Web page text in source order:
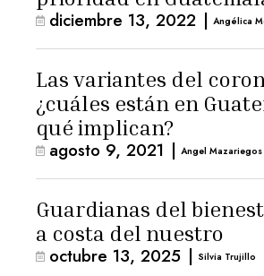
diciembre 13, 2022 | Angélica
Las variantes del
¿cuáles están en
qué implican?
agosto 9, 2021 | Angel Mazariegos
Guardianas del
a costa del nuestro
octubre 13, 2025 | Silvia Trujillo